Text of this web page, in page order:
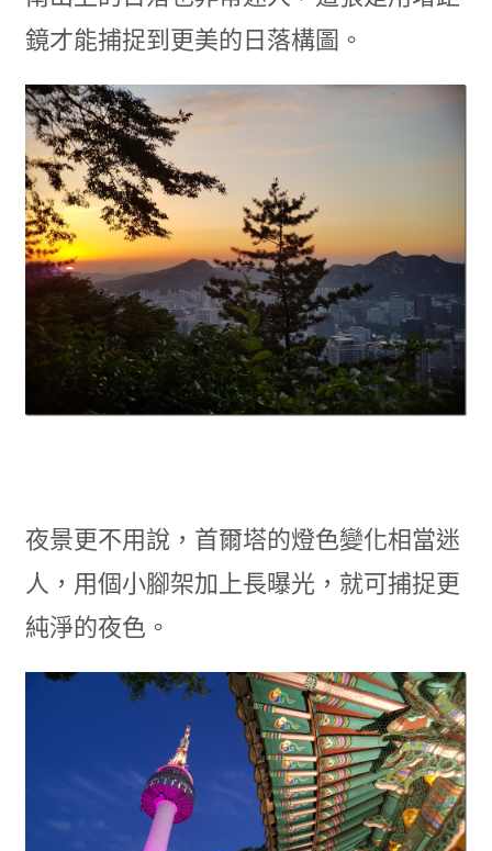
鏡才能捕捉到更美的日落構圖。
夜景更不用說，首爾塔的燈色變化相當迷
人，用個小腳架加上長曝光，就可捕捉更
純淨的夜色。